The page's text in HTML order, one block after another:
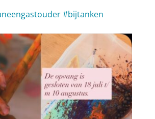
#bijtanken